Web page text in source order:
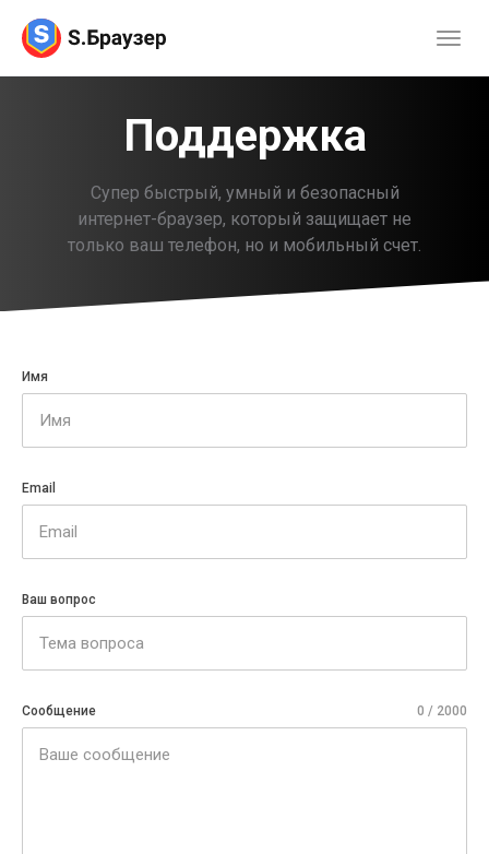
Поддержка
Супер быстрый, умный и безопасный
интернет-браузер, который защищает не
только ваш телефон, но и мобильный счет.
Имя
Email
Ваш вопрос
Сообщение 0 / 2000